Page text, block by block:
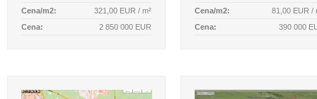
Cena/m2:
321,00 EUR / m²
Cena:
2 850 000 EUR
Cena/m2:
81,00 EUR /
Cena:
390 000